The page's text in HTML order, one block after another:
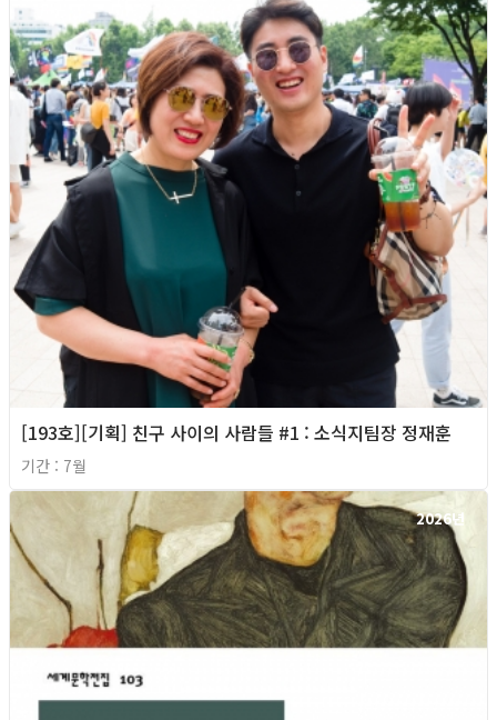
[193호][기획] 친구 사이의 사람들 #1 : 소식지팀장 정재훈
기간 : 7월
2026년